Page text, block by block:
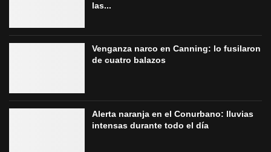
las...
Venganza narco en Canning: lo fusilaron
de cuatro balazos
Alerta naranja en el Conurbano: lluvias
intensas durante todo el día